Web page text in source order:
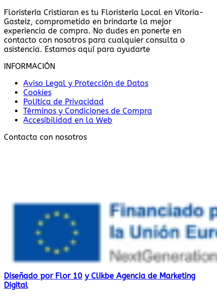
Floristería Cristiaran es tu Floristería Local en Vitoria-
Gasteiz, comprometido en brindarte la mejor
experiencia de compra. No dudes en ponerte en
contacto con nosotros para cualquier consulta o
asistencia. Estamos aquí para ayudarte
INFORMACIÓN
Aviso Legal y Protección de Datos
Cookies
Política de Privacidad
Términos y Condiciones de Compra
Accesibilidad en la Web
Contacta con nosotros
Diseñado por Flor 10 y Clikbe Agencia de Marketing
Digital